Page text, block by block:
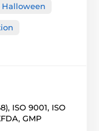
Halloween
, ISO 9001, ISO
, GMP